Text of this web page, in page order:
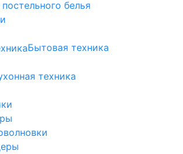
белья
Бытовая техника
техника